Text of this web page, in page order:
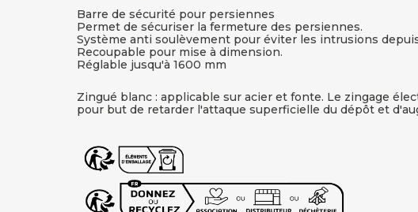
Barre de sécurité pour persiennes
Permet de sécuriser la fermeture des persiennes.
Système anti soulèvement pour éviter les intrusions
Recoupable pour mise à dimension.
Réglable jusqu'à 1600 mm
Zingué blanc : applicable sur acier et fonte. Le zingage
pour but de retarder l'attaque superficielle du dépôt et